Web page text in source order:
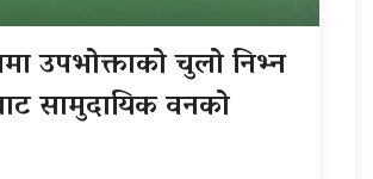
उपभोक्ताको चुलो निभ्न
सामुदायिक वनको